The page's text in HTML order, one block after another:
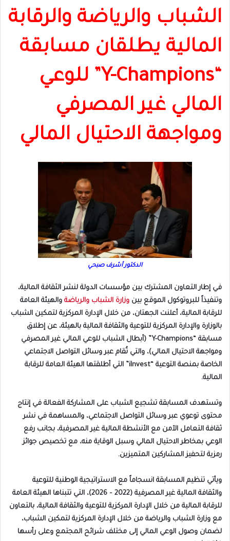
الشباب والرياضة والرقابة
المالية يطلقان مسابقة
“Y-Champions” للوعي
المالي غير المصرفي
ومواجهة الاحتيال المالي
الدكتور أشرف صبحي
في إطار التعاون المشترك بين مؤسسات الدولة لنشر الثقافة المالية،
وتنفيذاً للبروتوكول الموقع بين وزارة الشباب والرياضة والهيئة العامة
للرقابة المالية، أعلنت الجهتان، من خلال الإدارة المركزية لتمكين الشباب
بالوزارة والإدارة المركزية للتوعية والثقافة المالية بالهيئة، عن إطلاق
مسابقة “Y-Champions” (أبطال الشباب للوعي المالي غير المصرفي
ومواجهة الاحتيال المالي)، والتي تُقام عبر وسائل التواصل الاجتماعي
الخاصة بمنصة التوعية “iInvest” التي أطلقتها الهيئة العامة للرقابة
المالية.
وتستهدف المسابقة تشجيع الشباب على المشاركة الفعالة في إنتاج
محتوى توعوي عبر وسائل التواصل الاجتماعي، والمساهمة في نشر
ثقافة التعامل الآمن مع الأنشطة المالية غير المصرفية، بجانب رفع
الوعي بمخاطر الاحتيال المالي وسبل الوقاية منه، مع تخصيص جوائز
رمزية لتحفيز المشاركين المتميزين.
ويأتي تنظيم المسابقة انسجاماً مع الاستراتيجية الوطنية للتوعية
والثقافة المالية غير المصرفية (2022 – 2026)، التي تتبناها الهيئة العامة
للرقابة المالية من خلال الإدارة المركزية للتوعية والثقافة المالية، بالتعاون
مع وزارة الشباب والرياضة من خلال الإدارة المركزية لتمكين الشباب،
لضمان وصول الوعي المالي إلى مختلف شرائح المجتمع وعلى رأسها